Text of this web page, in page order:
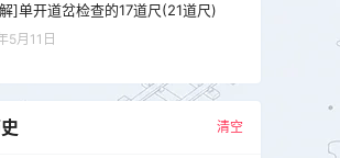
]单开道岔检查的17道尺(21道尺)
5月11日
清空